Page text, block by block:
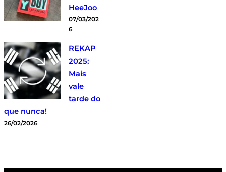
HeeJoo
07/03/202
6
REKAP
2025:
Mais
vale
tarde do
que nunca!
26/02/2026